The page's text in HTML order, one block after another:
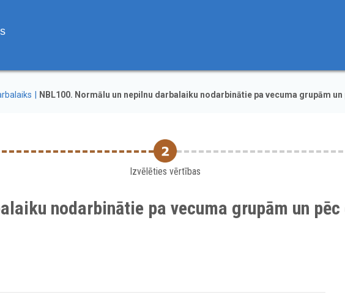
NBL100. Normālu un nepilnu darbalaiku nodarbinātie pa vecuma grupām
Izvēlēties vērtības
nodarbinātie pa vecuma grupām un